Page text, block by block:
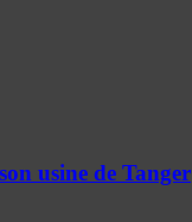
usine de Tanger